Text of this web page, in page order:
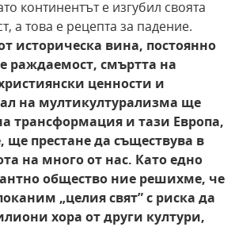
континентът е изгубил своята
а това е рецепта за падение.
историческа вина, постоянно
раждаемост, смъртта на
ценности и
на мултикултурализма ще
трансформация и тази Европа,
ще престане да съществува в
на много от нас. Като едно
общество ние решихме, че
„целиясвят” с риска да
хора от други култури,